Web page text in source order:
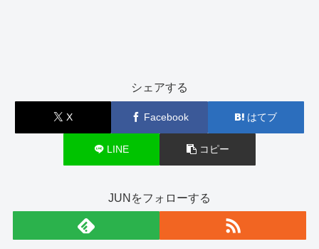
シェアする
X Facebook はてブ
LINE コピー
JUNをフォローする